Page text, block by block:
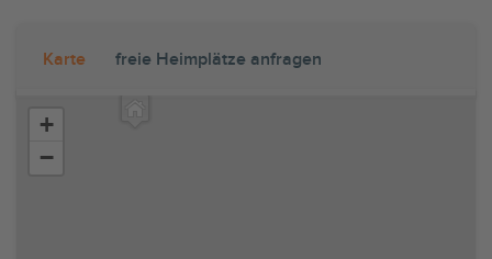
Karte freie Heimplätze anfragen
+
−